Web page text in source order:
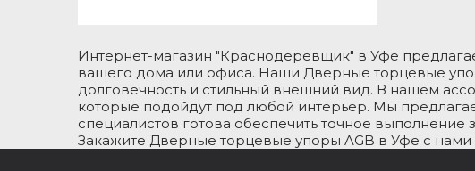
Интернет-магазин "Краснодеревщик" в Уфе
вашего дома или офиса. Наши Дверные торцевые
долговечность и стильный внешний вид. В нашем
которые подойдут под любой интерьер. Мы
специалистов готова обеспечить точное выполнение
Закажите Дверные торцевые упоры AGB в Уфе с нами